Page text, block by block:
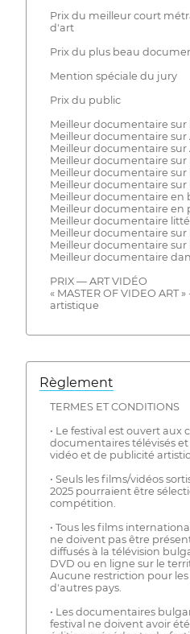
Prix du meilleur court
d'art
Prix du plus beau
Mention spéciale du jury
Prix du public
Meilleur documentaire
Meilleur documentaire sur
Meilleur documentaire sur
Meilleur documentaire sur
Meilleur documentaire sur
Meilleur documentaire
Meilleur documentaire en
Meilleur documentaire en
Meilleur documentaire
Meilleur documentaire sur
Meilleur documentaire
Meilleur documentaire
PRIX — ART VIDÉO
« MASTER OF VIDEO ART
artistique
Règlement
TERMES ET CONDITIONS
• Le festival est ouvert aux
documentaires télévisés
vidéo et de publicité
• Seuls les films/vidéos
2025 pourraient être
compétition.
• Tous les films
ne doivent pas être
diffusés à la télévision
DVD ou en ligne sur le
Aucune restriction pour
d'autres pays.
• Les documentaires
festival ne doivent avoir